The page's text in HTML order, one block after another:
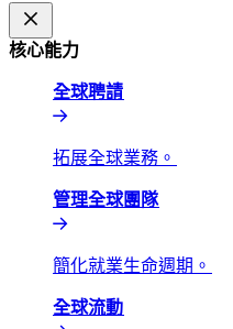
核心能力​​
全球聘請​​
拓展全球業務。​​
管理全球團隊​​
簡化就業生命週期。​​
全球流動​​